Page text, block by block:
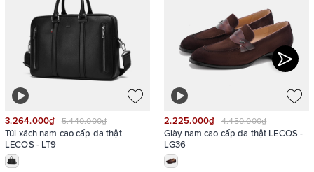
3.264.000₫ 5.440.000₫
Túi xách nam cao cấp da thật
LECOS - LT9
2.225.000₫ 4.450.000₫
Giày nam cao cấp da thật LECOS -
LG36